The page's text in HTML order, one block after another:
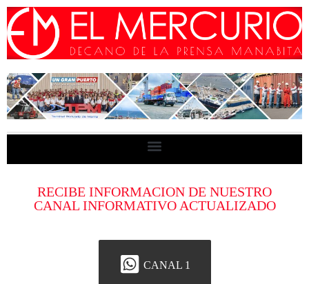
RECIBE INFORMACION DE NUESTRO
CANAL INFORMATIVO ACTUALIZADO
CANAL 1